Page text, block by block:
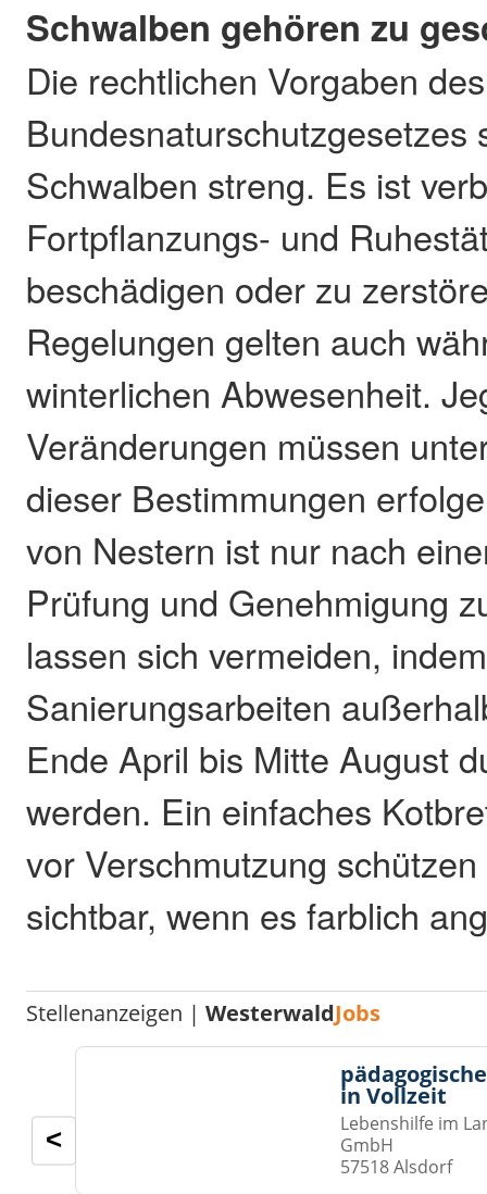
Schwalben gehören zu
Die rechtlichen Vorgaben des
Bundesnaturschutzgesetzes
Schwalben streng. Es ist
Fortpflanzungs- und
beschädigen oder zu
Regelungen gelten auch
winterlichen Abwesenheit.
Veränderungen müssen
dieser Bestimmungen
von Nestern ist nur nach
Prüfung und Genehmigung
lassen sich vermeiden, indem
Sanierungsarbeiten
Ende April bis Mitte August
werden. Ein einfaches
vor Verschmutzung
sichtbar, wenn es farblich
Stellenanzeigen |WesterwaldJobs
in Vollzeit
Lebenshilfe im
GmbH
57518 Alsdorf
<